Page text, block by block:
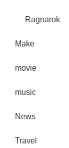
Ragnarok
Make
movie
music
News
Travel